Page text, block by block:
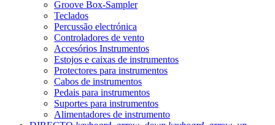
Groove Box-Sampler
Teclados
Percussão electrónica
Controladores de vento
Accesórios Instrumentos
Estojos e caixas de instrumentos
Protectores para instrumentos
Cabos de instrumentos
Pedais para instrumentos
Suportes para instrumentos
Alimentadores de instrumento